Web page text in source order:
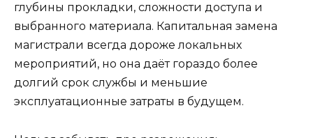
глубины прокладки, сложности доступа и
выбранного материала. Капитальная замена
магистрали всегда дороже локальных
мероприятий, но она даёт гораздо более
долгий срок службы и меньшие
эксплуатационные затраты в будущем.